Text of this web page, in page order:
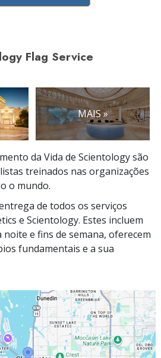
Flag Service
MAIS »
da Vida de Scientology são
treinados nas organizações
o mundo.
de todos os serviços
e Scientology. Estes incluem
e fins de semana, oferecem
fundamentais e a sua